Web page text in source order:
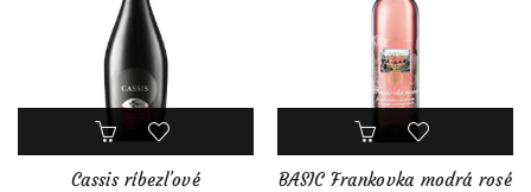
Cassis ríbezľové BASIC Frankovka modrá rosé